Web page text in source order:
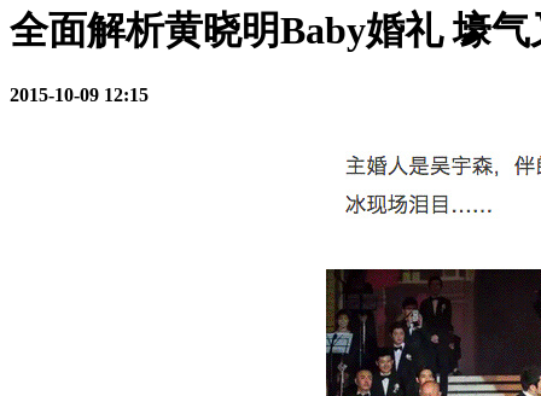
全面解析黄晓明Baby婚礼 壕
2015-10-09 12:15